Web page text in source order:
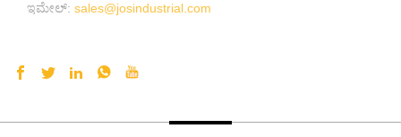
ಇಮೇಲ್: sales@josindustrial.com